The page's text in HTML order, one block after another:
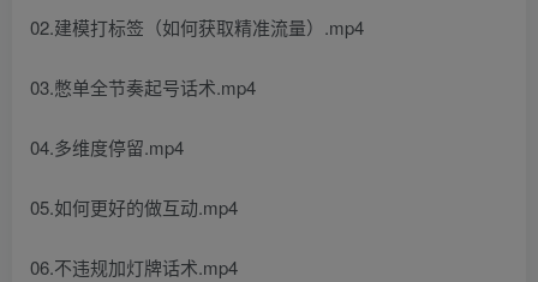
02.建模打标签（如何获取精准流量）.mp4
03.憋单全节奏起号话术.mp4
04.多维度停留.mp4
05.如何更好的做互动.mp4
06.不违规加灯牌话术.mp4